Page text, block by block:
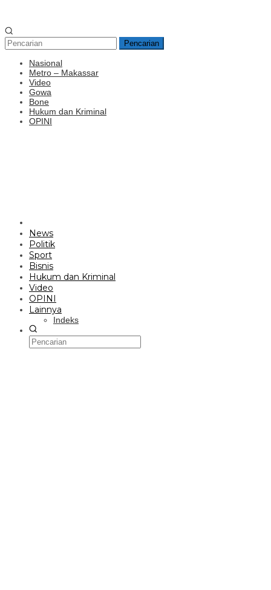
Pencarian
Nasional
Metro – Makassar
Video
Gowa
Bone
Hukum dan Kriminal
OPINI
News
Politik
Sport
Bisnis
Hukum dan Kriminal
Video
OPINI
Lainnya
Indeks